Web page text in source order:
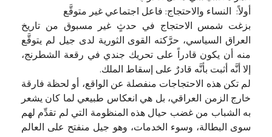
أولاً: النساء والاحتجاج: فاعل اجتماعي غير متوقَّع
بزغت شمس الاحتجاج في حدثٍ غير مسبوق من تاريخ
العراق السياسي، حرَّكته القوى الثورية لدى جيل لم يتوقَّع
منه أن يكون قادراً على تحريك جندي في رقعة الشطرنج،
إلا أنَّه أثبت بأنَّه قادرٌ على إسقاط الملك.
لم تكن هذه الاحتجاجات منفصلة عن الواقع، أو لحظة فارقة
خارج الزمن العراقي، بل هي انعكاس طبيعي لما كان يشعر
به الشباب من غضب حيال هذه المنظومة التي لم تقدِّم لهم
سوى البطالة، وسوء الخدمات، وهو جيل منفتح على العالم